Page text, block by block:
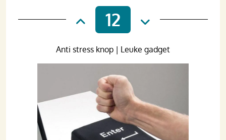
12
Anti stress knop | Leuke gadget